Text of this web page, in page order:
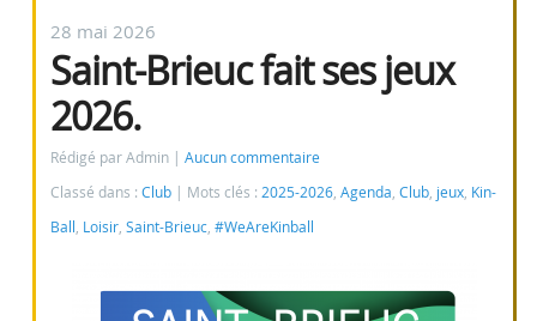
28 mai 2026
Saint-Brieuc fait ses jeux
2026.
Rédigé par Admin
Aucun commentaire
Classé dans : Club Mots clés : 2025-2026, Agenda, Club, jeux, Kin-
Ball , Loisir, Saint-Brieuc, #WeAreKinball